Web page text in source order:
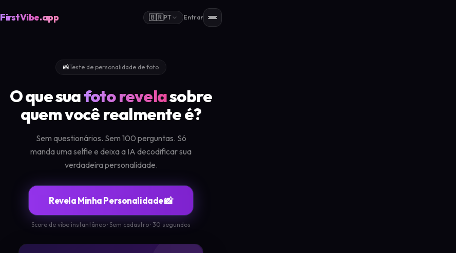
FirstVibe.app 🇧🇷PT Entrar
📸Teste de personalidade de foto
O que suafoto revelasobre
quem você realmente é?
Sem questionários. Sem 100 perguntas. Só
manda uma selfie e deixa a IA decodificar sua
verdadeira personalidade.
Revela Minha Personalidade 📸
Score de vibe instantâneo · Sem cadastro · 30 segundos